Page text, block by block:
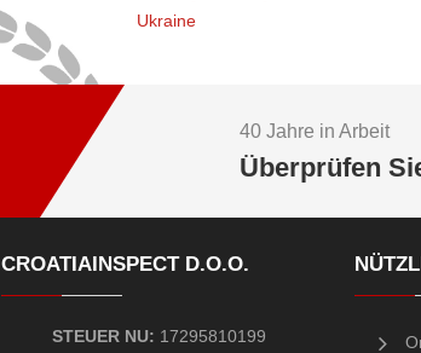
Ukraine
40 Jahre in Arbeit
Überprüfen
CROATIAINSPECT D.O.O.
STEUER NU: 17295810199